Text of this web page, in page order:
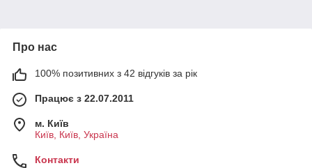
Про нас
100% позитивних з 42 відгуків за рік
Працює з 22.07.2011
м. Київ
Київ, Київ, Україна
Контакти